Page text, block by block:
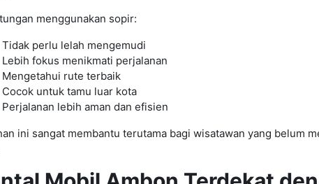
menggunakan sopir:
Tidak perlu lelah mengemudi
Lebih fokus menikmati perjalanan
Mengetahui rute terbaik
Cocok untuk tamu luar kota
Perjalanan lebih aman dan efisien
ini sangat membantu terutama bagi wisatawan yang belum